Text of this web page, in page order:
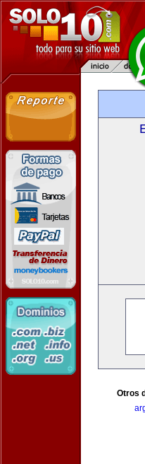
Otros